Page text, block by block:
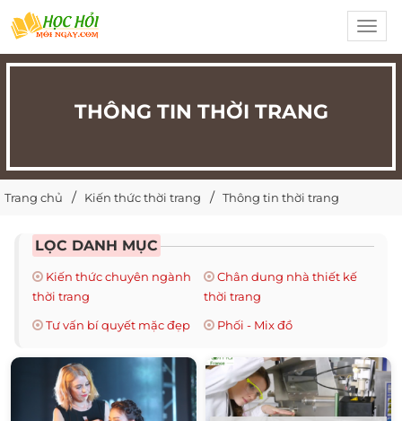
THÔNG TIN THỜI TRANG
Trang chủ Kiến thức thời trang Thông tin thời trang
LỌC DANH MỤC
Kiến thức chuyên ngành
thời trang
Chân dung nhà thiết kế
thời trang
Tư vấn bí quyết mặc đẹp
Phối - Mix đồ